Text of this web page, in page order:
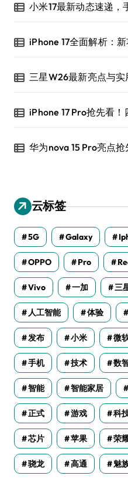
小米17最新动态速递，
iPhone 17全面解析：
三星W26最新亮点与实
iPhone 17 Pro抢先看
华为nova 15 Pro亮点
云标签
5G Galaxy
OPPO Pro
Vivo 一加 三
人工智能 体验
发布 小米 微
手机 技术 数
智能 智能家居
正式 游戏 科
芯片 苹果 荣
骁龙 高通 魅